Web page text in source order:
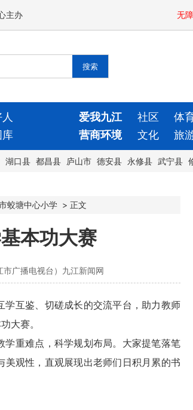
主办 无
爱我九江 社区 体
库 营商环境 文化 旅
湖口县 都昌县 庐山市 德安县 永修县 武宁县
蛟塘中心小学 > 正文
本功大赛
广播电视台）九江新闻网
互鉴、切磋成长的交流平台，助力教师
大赛。
重难点，科学规划布局。大家提笔落笔
观性，直观展现出老师们日积月累的书